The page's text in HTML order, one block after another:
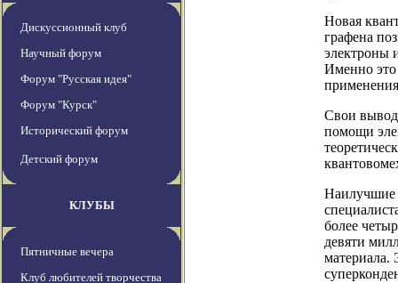
Дискуссионный клуб
Научный форум
Форум "Русская идея"
Форум "Курск"
Исторический форум
Детский форум
КЛУБЫ
Пятничные вечера
Клуб любителей творчества
Новая
графена
электроны
Именно
применения
Свои
помощи
Наилучшие
более
девяти
материала.